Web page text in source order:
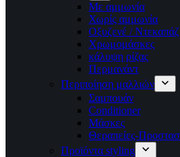
Με αμμωνία
Χωρίς αμμωνία
Οξυζενέ / Ντεκαπάζ
Χρωμομάσκες
κάλυψη ρίζας
Περμανάντ
Περιποίηση μαλλιών
Σαμπουάν
Conditioner
Μάσκες
Θεραπείες-
Προϊόντα styling